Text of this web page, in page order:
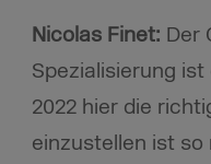
Nicolas Finet: Der
Spezialisierung
2022 hier die
einzustellen ist